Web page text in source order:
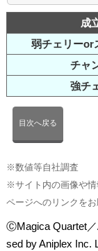
成
弱チェリーor
チャ
強チ
目次へ戻る
※数値等自社調査
※サイト内の画像や
ページへのリンクをお
ⒸMagica Quartet
sed by Aniplex Inc.